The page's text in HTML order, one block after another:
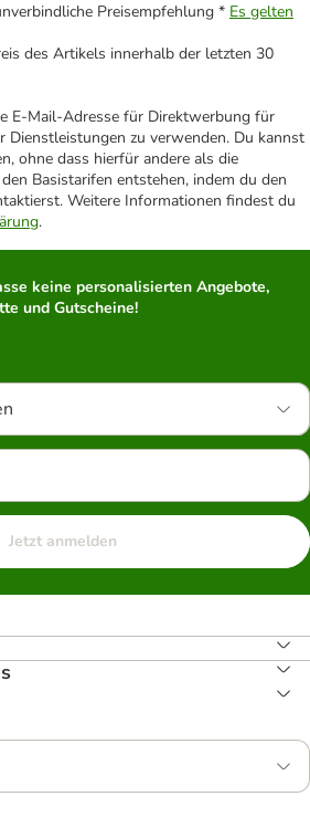
Preisempfehlung * Es gelten
des Artikels innerhalb der letzten 30
E-Mail-Adresse für Direktwerbung für
Dienstleistungen zu verwenden. Du kannst
ohne dass hierfür andere als die
Basistarifen entstehen, indem du den
Weitere Informationen findest du
.
keine personalisierten Angebote,
und Gutscheine!
Jetzt anmelden